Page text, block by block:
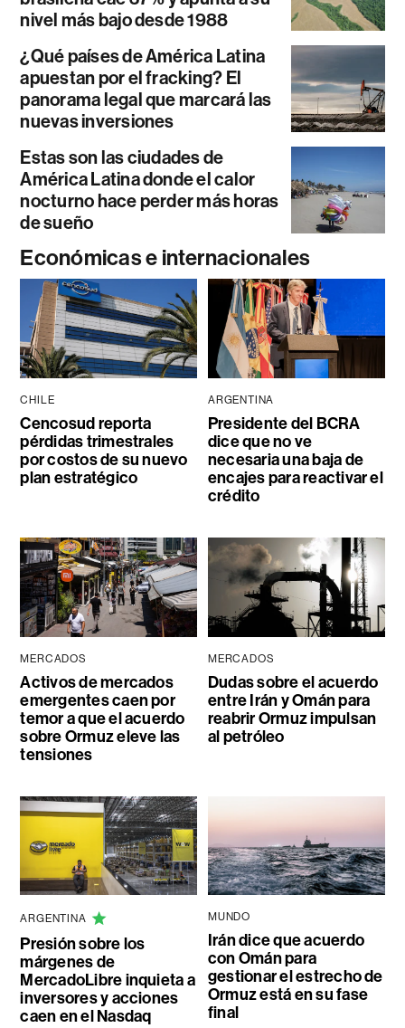
nivel más bajo desde 1988
¿Qué países de América Latina
apuestan por el fracking? El
panorama legal que marcará las
nuevas inversiones
Estas son las ciudades de
América Latina donde el calor
nocturno hace perder más horas
de sueño
Económicas e internacionales
CHILE
Cencosud reporta
pérdidas trimestrales
por costos de su nuevo
plan estratégico
ARGENTINA
Presidente del BCRA
dice que no ve
necesaria una baja de
encajes para reactivar el
crédito
MERCADOS
Activos de mercados
emergentes caen por
temor a que el acuerdo
sobre Ormuz eleve las
tensiones
MERCADOS
Dudas sobre el acuerdo
entre Irán y Omán para
reabrir Ormuz impulsan
al petróleo
ARGENTINA
Presión sobre los
márgenes de
MercadoLibre inquieta a
inversores y acciones
caen en el Nasdaq
MUNDO
Irán dice que acuerdo
con Omán para
gestionar el estrecho de
Ormuz está en su fase
final